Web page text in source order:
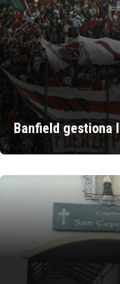
Banfield gestiona